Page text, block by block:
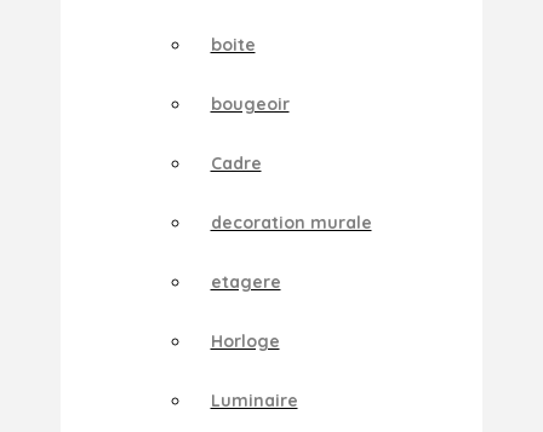
boite
bougeoir
Cadre
decoration murale
etagere
Horloge
Luminaire